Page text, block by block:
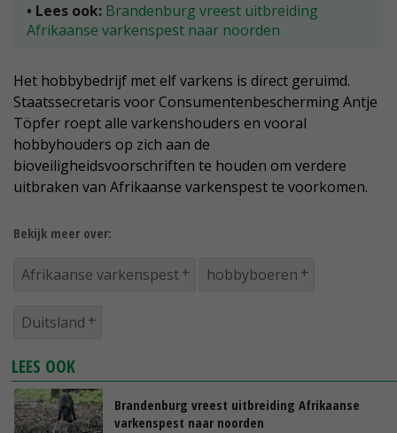
• Lees ook: Brandenburg vreest uitbreiding
Afrikaanse varkenspest naar noorden
Het hobbybedrijf met elf varkens is direct geruimd.
Staatssecretaris voor Consumentenbescherming Antje
Töpfer roept alle varkenshouders en vooral
hobbyhouders op zich aan de
bioveiligheidsvoorschriften te houden om verdere
uitbraken van Afrikaanse varkenspest te voorkomen.
Bekijk meer over:
Afrikaanse varkenspest hobbyboeren
Duitsland
LEES OOK
Brandenburg vreest uitbreiding Afrikaanse
varkenspest naar noorden